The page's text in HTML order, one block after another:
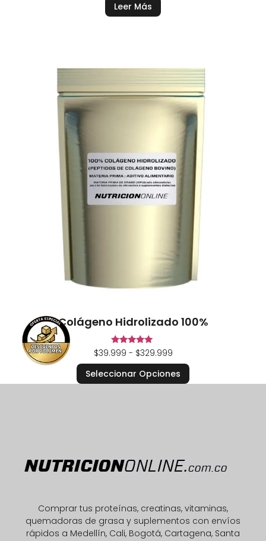
Leer Más
Colágeno Hidrolizado 100%
Valorado en
5.00
de 5
$39.999 - $329.999
Seleccionar Opciones
Comprar tus proteínas, creatinas, vitaminas,
quemadoras de grasa y suplementos con envíos
rápidos a Medellín, Cali, Bogotá, Cartagena, Santa